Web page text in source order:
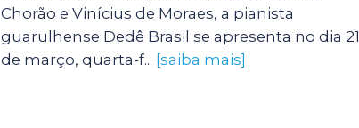
Chorão e Vinícius de Moraes, a pianista
guarulhense Dedê Brasil se apresenta no dia 21
de março, quarta-f... [saiba mais]